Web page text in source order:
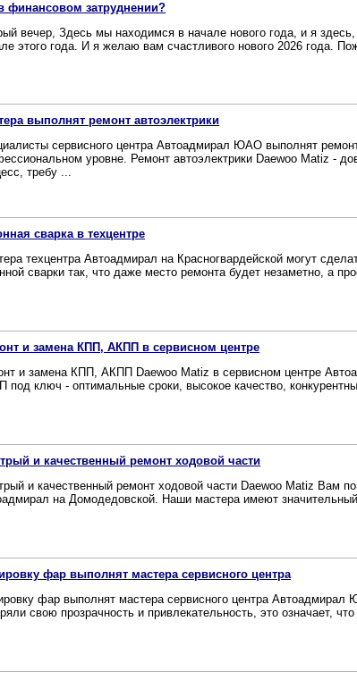
финансовом затруднении?
вечер, Здесь мы находимся в начале нового года, и я
этого года. И я желаю вам счастливого нового 2026 года.
выполнят ремонт автоэлектрики
сервисного центра Автоадмирал ЮАО выполнят
уровне. Ремонт автоэлектрики Daewoo Matiz -
требу ...
сварка в техцентре
техцентра Автоадмирал на Красногвардейской могут
сварки так, что даже место ремонта будет незаметно, а
и замена КПП, АКПП в сервисном центре
и замена КПП, АКПП Daewoo Matiz в сервисном центре
под ключ - оптимальные сроки, высокое качество,
и качественный ремонт ходовой части
и качественный ремонт ходовой части Daewoo Matiz Вам
на Домодедовской. Наши мастера имеют значительный
фар выполнят мастера сервисного центра
фар выполнят мастера сервисного центра
свою прозрачность и привлекательность, это означает,